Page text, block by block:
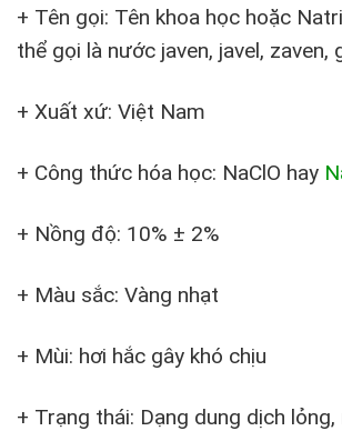
+ Tên gọi: Tên khoa học hoặc
thể gọi là nước javen, javel, zaven,
+ Xuất xứ: Việt Nam
+ Công thức hóa học: NaClO hay
+ Nồng độ: 10% ± 2%
+ Màu sắc: Vàng nhạt
+ Mùi: hơi hắc gây khó chịu
+ Trạng thái: Dạng dung dịch lỏng,